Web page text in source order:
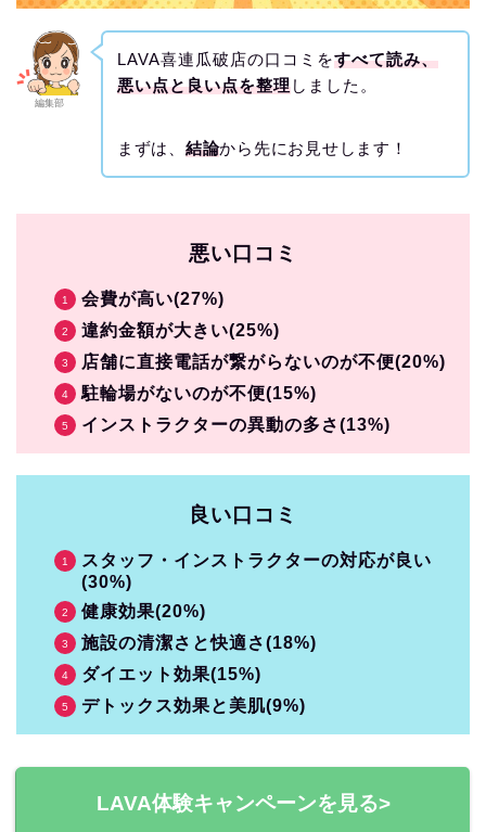
編集部
LAVA喜連瓜破店の口コミをすべて読み、
悪い点と良い点を整理しました。
まずは、 結論から先にお見せします！
悪い口コミ
会費が高い(27%)
違約金額が大きい(25%)
店舗に直接電話が繋がらないのが不便(20%)
駐輪場がないのが不便(15%)
インストラクターの異動の多さ(13%)
良い口コミ
スタッフ・インストラクターの対応が良い
(30%)
健康効果(20%)
施設の清潔さと快適さ(18%)
ダイエット効果(15%)
デトックス効果と美肌(9%)
LAVA体験キャンペーンを見る>